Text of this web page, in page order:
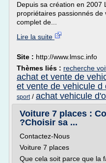
Depuis sa création en 2007
propriétaires passionnés
complet de...
Lire la suite
Site : http://www.lmsc.info
Thèmes liés : recherche
achat et vente de
et vente de vehicule d
sport/ achat vehicule
Voiture 7 places :
?Choisir sa ...
Contactez-Nous
Voiture 7 places
Que cela soit parce que la